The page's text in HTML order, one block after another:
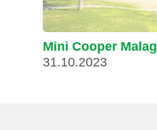
Mini Cooper
31.10.2023